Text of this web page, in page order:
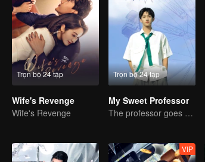
Trọn bộ 24 tập
Wife's Revenge
Wife's Revenge
Trọn bộ 24 tập
My Sweet Professor
The professor goes back to campus as a student.
VIP